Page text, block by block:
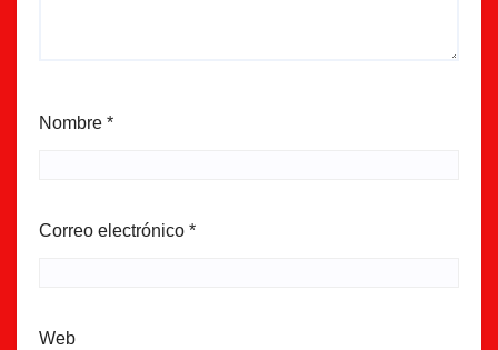
Nombre *
Correo electrónico *
Web